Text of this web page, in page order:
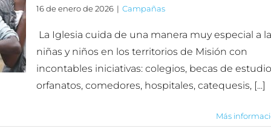
16 de enero de 2026 | Campañas
La Iglesia cuida de una manera muy especial a
niñas y niños en los territorios de Misión con
incontables iniciativas: colegios, becas de
orfanatos, comedores, hospitales, catequesis, [...]
Más